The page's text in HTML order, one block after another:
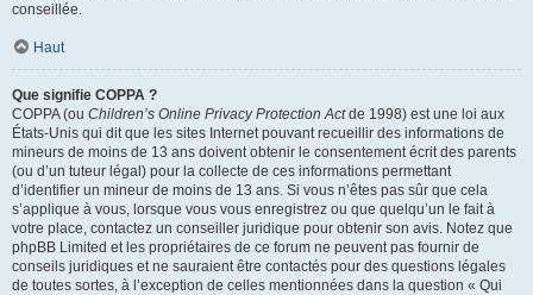
conseillée.
Haut
Que signifie COPPA ?
COPPA (ou Children’s Online Privacy Protection Actde 1998) est une loi aux
États-Unis qui dit que les sites Internet pouvant recueillir des informations de
mineurs de moins de 13 ans doivent obtenir le consentement écrit des parents
(ou d’un tuteur légal) pour la collecte de ces informations permettant
d’identifier un mineur de moins de 13 ans. Si vous n’êtes pas sûr que cela
s’applique à vous, lorsque vous vous enregistrez ou que quelqu’un le fait à
votre place, contactez un conseiller juridique pour obtenir son avis. Notez que
phpBB Limited et les propriétaires de ce forum ne peuvent pas fournir de
conseils juridiques et ne sauraient être contactés pour des questions légales
de toutes sortes, à l’exception de celles mentionnées dans la question « Qui